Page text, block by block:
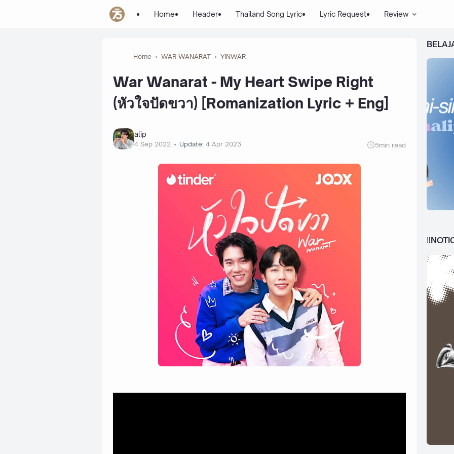
Home Header Thailand Song Lyric Lyric Request Review
Home WAR WANARAT YINWAR
War Wanarat - My Heart Swipe Right
(หัวใจปัดขวา) [Romanization Lyric + Eng]
alip
4 Sep 2022 Update: 4 Apr 2023 5min read